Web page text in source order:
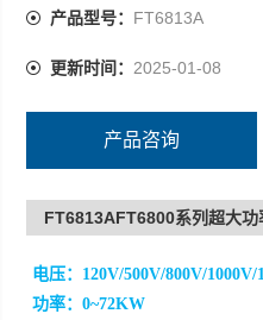
淀和*。其所有功率单元都采
护设计
产品型号： FT6813A
更新时间： 2025-01-08
产品咨询
FT6813AFT6800系列超大功
电压：120V/500V/800V/1000V/
功率：0~72KW